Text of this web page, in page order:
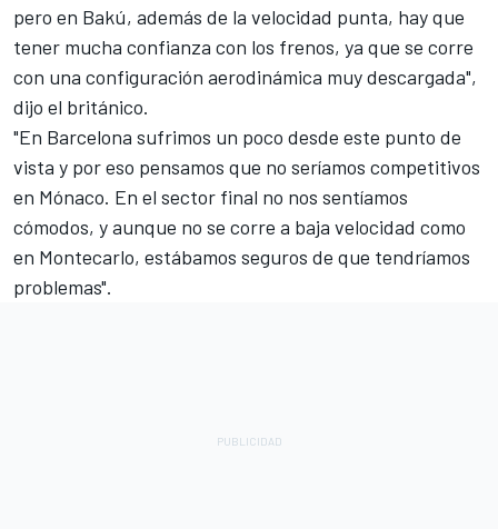
pero en Bakú, además de la velocidad punta, hay que
tener mucha confianza con los frenos, ya que se corre
con una configuración aerodinámica muy descargada",
dijo el británico.
"En Barcelona sufrimos un poco desde este punto de
vista y por eso pensamos que no seríamos competitivos
en Mónaco. En el sector final no nos sentíamos
cómodos, y aunque no se corre a baja velocidad como
en Montecarlo, estábamos seguros de que tendríamos
problemas".